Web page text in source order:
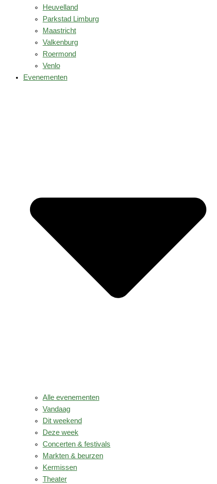
Heuvelland
Parkstad Limburg
Maastricht
Valkenburg
Roermond
Venlo
Evenementen
Alle evenementen
Vandaag
Dit weekend
Deze week
Concerten & festivals
Markten & beurzen
Kermissen
Theater